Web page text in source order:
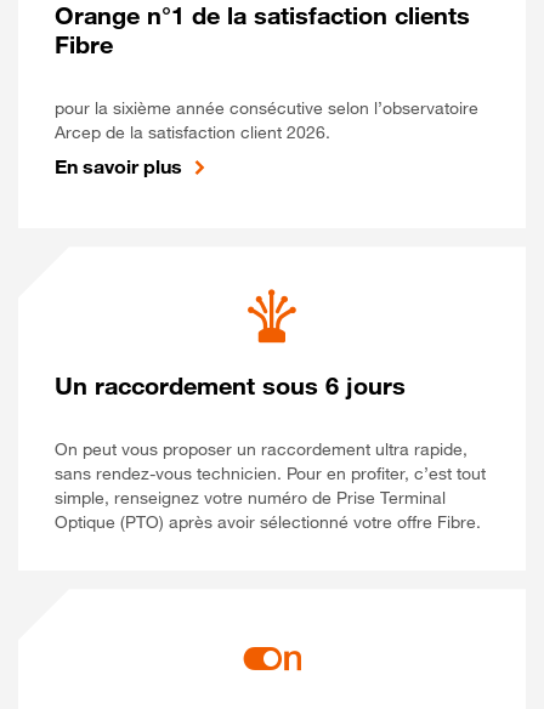
Orange n°1 de la satisfaction clients
Fibre
pour la sixième année consécutive selon l’observatoire
Arcep de la satisfaction client 2026.
En savoir plus
Un raccordement sous 6 jours
On peut vous proposer un raccordement ultra rapide,
sans rendez-vous technicien. Pour en profiter, c’est tout
simple, renseignez votre numéro de Prise Terminal
Optique (PTO) après avoir sélectionné votre offre Fibre.